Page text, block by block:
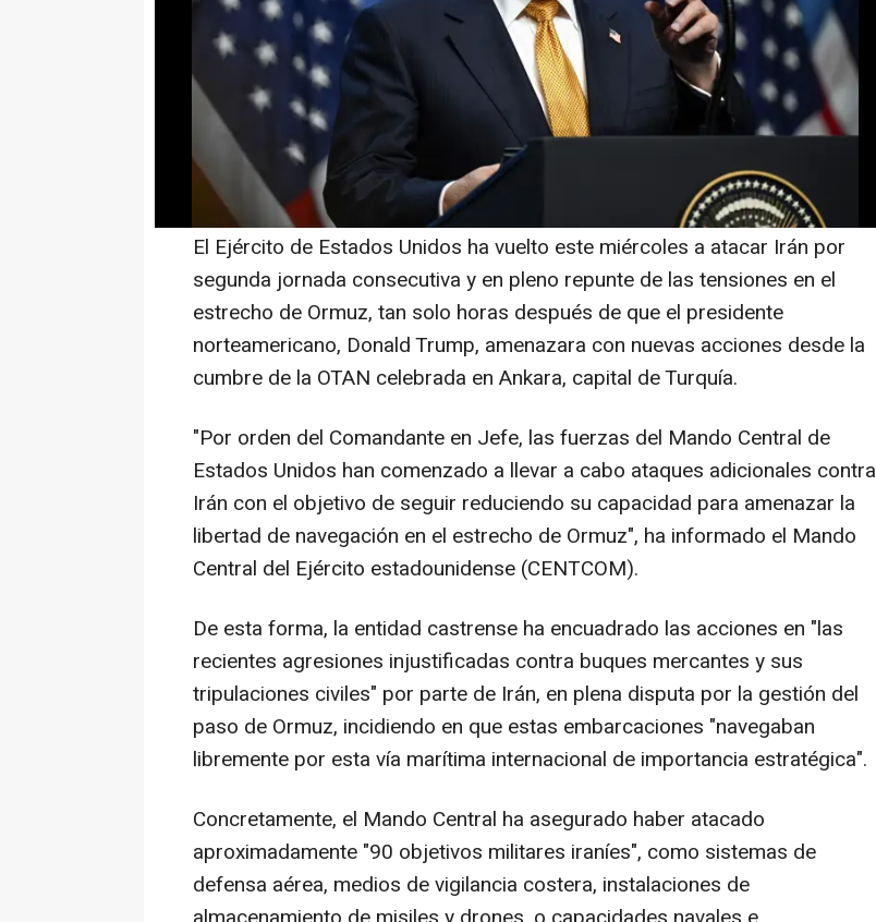
cómplices" serán "severamente castigados"
El Ejército estadounidense dice haber golpeado unos "90 objetivos
militares" iraníes, como sistemas de defensa aérea o instalaciones de
almacenamiento de misiles y drones
MADRID, 9 (EUROPA PRESS)
El Ejército de Estados Unidos ha vuelto este miércoles a atacar Irán por
segunda jornada consecutiva y en pleno repunte de las tensiones en el
estrecho de Ormuz, tan solo horas después de que el presidente
norteamericano, Donald Trump, amenazara con nuevas acciones desde la
cumbre de la OTAN celebrada en Ankara, capital de Turquía.
"Por orden del Comandante en Jefe, las fuerzas del Mando Central de
Estados Unidos han comenzado a llevar a cabo ataques adicionales contra
Irán con el objetivo de seguir reduciendo su capacidad para amenazar la
libertad de navegación en el estrecho de Ormuz", ha informado el Mando
Central del Ejército estadounidense (CENTCOM).
De esta forma, la entidad castrense ha encuadrado las acciones en "las
recientes agresiones injustificadas contra buques mercantes y sus
tripulaciones civiles" por parte de Irán, en plena disputa por la gestión del
paso de Ormuz, incidiendo en que estas embarcaciones "navegaban
libremente por esta vía marítima internacional de importancia estratégica".
Concretamente, el Mando Central ha asegurado haber atacado
aproximadamente "90 objetivos militares iraníes", como sistemas de
defensa aérea, medios de vigilancia costera, instalaciones de